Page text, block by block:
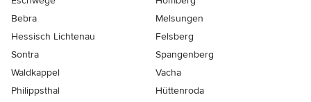
Bebra
Melsungen
Hessisch Lichtenau
Felsberg
Sontra
Spangenberg
Waldkappel
Vacha
Philippsthal
Hüttenroda